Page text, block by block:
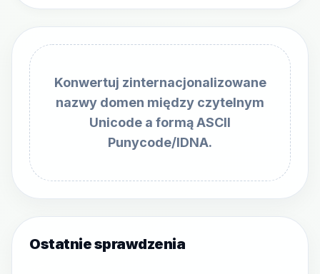
Konwertuj zinternacjonalizowane
nazwy domen między czytelnym
Unicode a formą ASCII
Punycode/IDNA.
Ostatnie sprawdzenia